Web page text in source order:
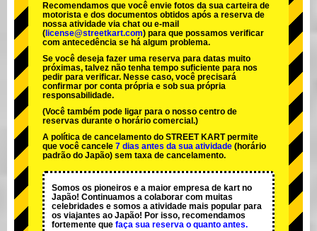
Recomendamos que você envie fotos da sua carteira de
motorista e dos documentos obtidos após a reserva de
nossa atividade via chat ou e-mail
( license@streetkart.com) para que possamos verificar
com antecedência se há algum problema.
Se você deseja fazer uma reserva para datas muito
próximas, talvez não tenha tempo suficiente para nos
pedir para verificar. Nesse caso, você precisará
confirmar por conta própria e sob sua própria
responsabilidade.
(Você também pode ligar para o nosso centro de
reservas durante o horário comercial.)
A política de cancelamento do STREET KART permite
que você cancele 7 dias antes da sua atividade (horário
padrão do Japão) sem taxa de cancelamento.
Somos os pioneiros e a maior empresa de kart no
Japão! Continuamos a colaborar com muitas
celebridades e somos a atividade mais popular para
os viajantes ao Japão! Por isso, recomendamos
fortemente que faça sua reserva o quanto antes.